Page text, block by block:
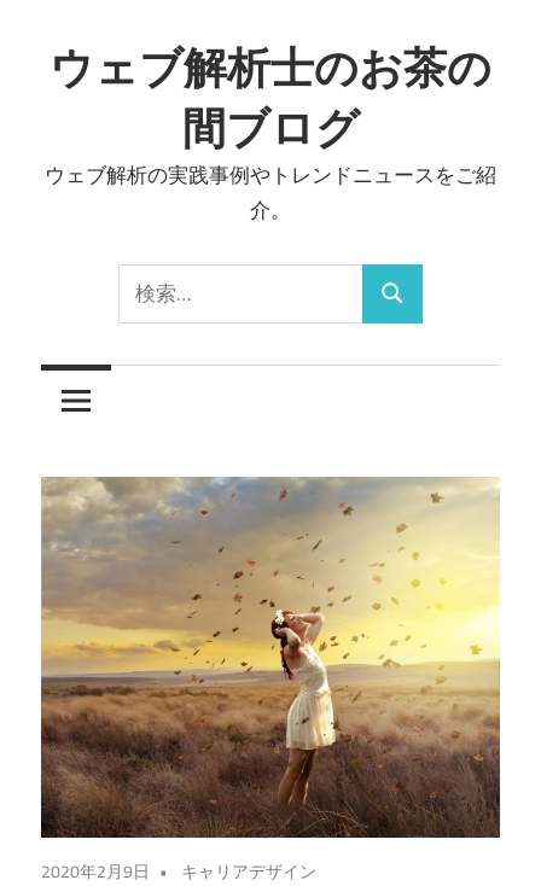
ン
へ
ウェブ解析士のお茶の
間ブログ
ウェブ解析の実践事例やトレンドニュースをご紹
介。
索:
検
2020年2月9日 キャリアデザイン